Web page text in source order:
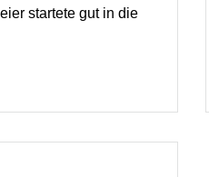
startete gut in die